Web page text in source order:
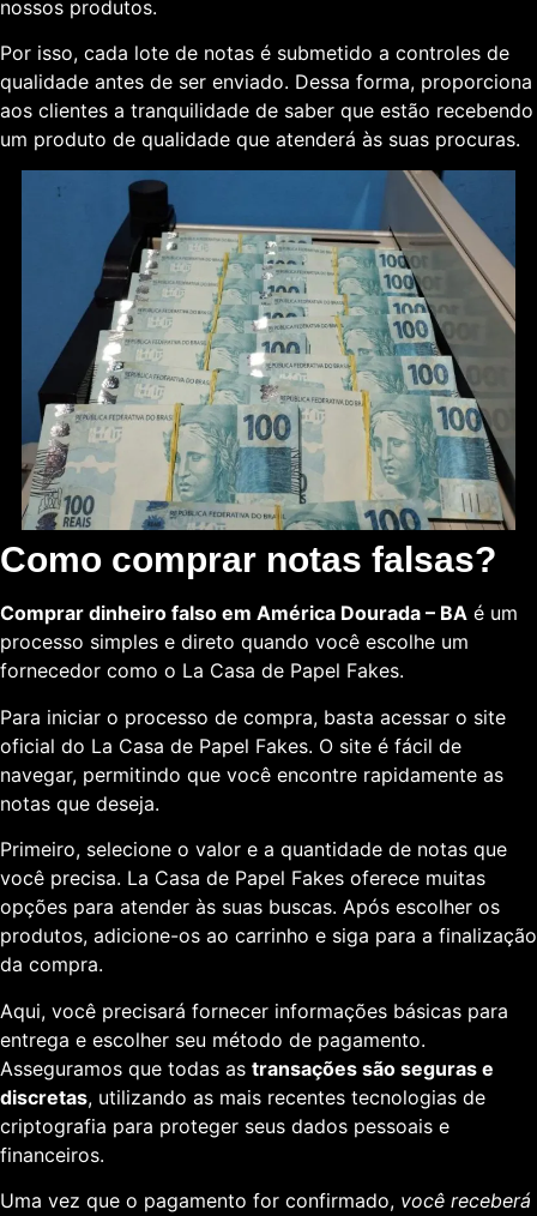
nossos produtos.
Por isso, cada lote de notas é submetido a controles de
qualidade antes de ser enviado. Dessa forma, proporciona
aos clientes a tranquilidade de saber que estão recebendo
um produto de qualidade que atenderá às suas procuras.
Como comprar notas falsas?
Comprar dinheiro falso em América Dourada – BA é um
processo simples e direto quando você escolhe um
fornecedor como o La Casa de Papel Fakes.
Para iniciar o processo de compra, basta acessar o site
oficial do La Casa de Papel Fakes. O site é fácil de
navegar, permitindo que você encontre rapidamente as
notas que deseja.
Primeiro, selecione o valor e a quantidade de notas que
você precisa. La Casa de Papel Fakes oferece muitas
opções para atender às suas buscas. Após escolher os
produtos, adicione-os ao carrinho e siga para a finalização
da compra.
Aqui, você precisará fornecer informações básicas para
entrega e escolher seu método de pagamento.
Asseguramos que todas as transações são seguras e
discretas, utilizando as mais recentes tecnologias de
criptografia para proteger seus dados pessoais e
financeiros.
Uma vez que o pagamento for confirmado, você receberá